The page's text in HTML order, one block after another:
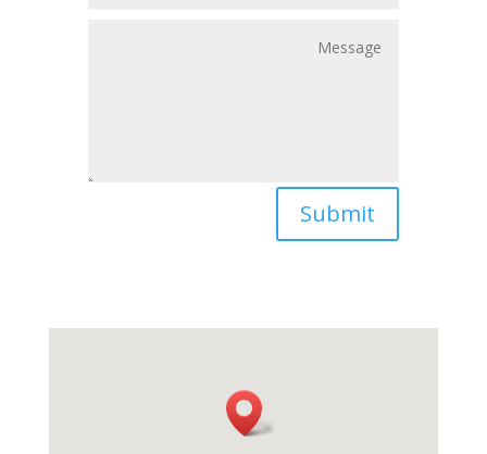
Submit